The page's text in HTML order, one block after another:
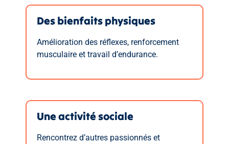
Des bienfaits physiques
Amélioration des réflexes, renforcement
musculaire et travail d’endurance.
Une activité sociale
Rencontrez d’autres passionnés et